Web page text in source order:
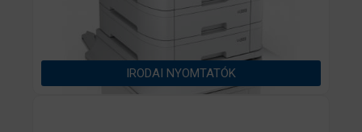
Küldje el a
gazdasagosnyomtato@fokuszcomputer.hu
mail címre, hogy kedvezőbb árat talált az
egyedileg Önnek küldött árajánlathoz képest. A
levélbe írja bele az alacsonyabb árat
tartalmazó honlap nevét és címét (URL),
IRODAI NYOMTATÓK